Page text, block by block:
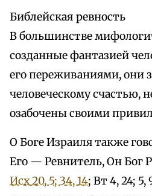
Библейская ревность
В большинстве
созданные фантазией
его переживаниями, они
человеческому счастью,
озабочены своими
О Боге Израиля также
Его — Ревнитель, Он Бог
Исх 20, 5; 34, 14; Вт 4, 24; 5,